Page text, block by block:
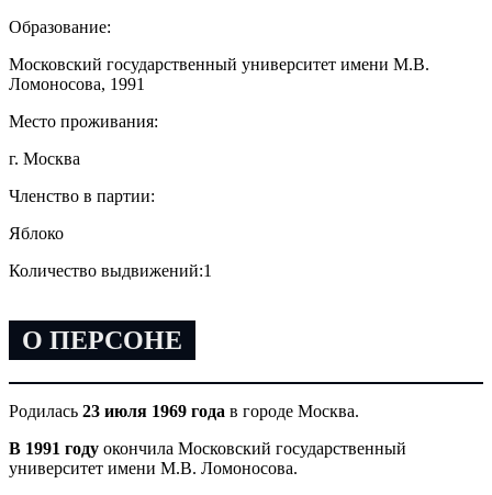
Образование:
Московский государственный университет имени М.В.
Ломоносова, 1991
Место проживания:
г. Москва
Членство в партии:
Яблоко
Количество выдвижений:1
О ПЕРСОНЕ
Родилась 23 июля 1969 года в городе Москва.
В 1991 году окончила Московский государственный
университет имени М.В. Ломоносова.